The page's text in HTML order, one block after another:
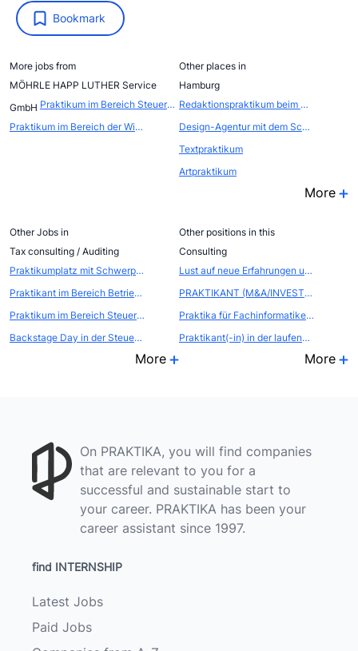
Bookmark
More jobs from
MÖHRLE HAPP LUTHER Service
GmbH
Praktikum im Bereich Steuerberatung
Praktikum im Bereich der Wirtschaftspr&uuml;fung
Other places in
Hamburg
Redaktionspraktikum beim Publisher und Podcaster Netzpiloten
Design-Agentur mit dem Schwerpunkt Innenarchitektur bietet Praktikum
Textpraktikum
Artpraktikum
More
Other Jobs in
Tax consulting / Auditing
Praktikumplatz mit Schwerpunkt Steuerberatung und Wirtschaftspr&uuml;fung
Praktikant im Bereich Betriebswirtschaft
Praktikum im Bereich Steuerberatung / Wirtschaftspr&uuml;fung
Backstage Day in der Steuerberatung - GER00091
More
Other positions in this
Consulting
Lust auf neue Erfahrungen und spannende Herausforderungen? Dann komm zu uns als Werksstudent (m/w/d)
PRAKTIKANT (M&A/INVESTMENT BANKING) (M/W/D)
Praktika für Fachinformatiker/-in Systemintegration
Praktikant(-in) in der laufenden Projektarbeit
More
On PRAKTIKA, you will find companies
that are relevant to you for a
successful and sustainable start to
your career. PRAKTIKA has been your
career assistant since 1997.
find INTERNSHIP
Latest Jobs
Paid Jobs